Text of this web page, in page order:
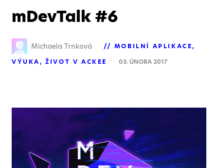
mDevTalk #6
Michaela Trnková
MOBILNÍ APLIKACE
VÝUKA
ŽIVOT V ACKEE 03. ÚNORA 2017